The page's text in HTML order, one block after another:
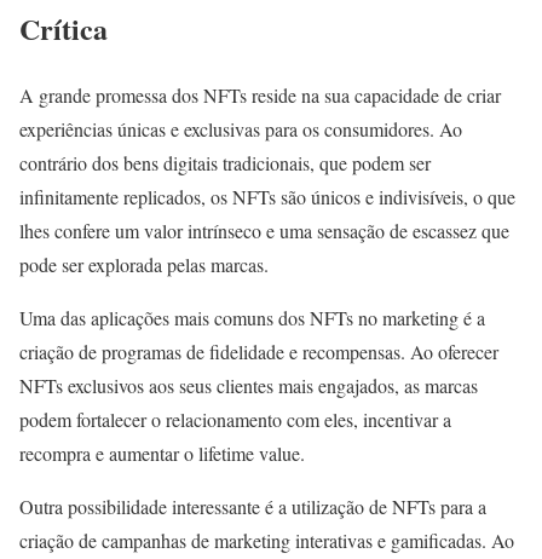
Crítica
A grande promessa dos NFTs reside na sua capacidade de criar
experiências únicas e exclusivas para os consumidores. Ao
contrário dos bens digitais tradicionais, que podem ser
infinitamente replicados, os NFTs são únicos e indivisíveis, o que
lhes confere um valor intrínseco e uma sensação de escassez que
pode ser explorada pelas marcas.
Uma das aplicações mais comuns dos NFTs no marketing é a
criação de programas de fidelidade e recompensas. Ao oferecer
NFTs exclusivos aos seus clientes mais engajados, as marcas
podem fortalecer o relacionamento com eles, incentivar a
recompra e aumentar o lifetime value.
Outra possibilidade interessante é a utilização de NFTs para a
criação de campanhas de marketing interativas e gamificadas. Ao